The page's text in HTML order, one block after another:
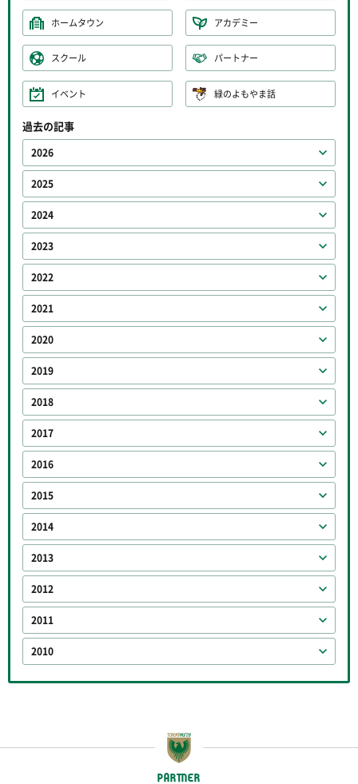
ホームタウン アカデミー
スクール パートナー
イベント 緑のよもやま話
過去の記事
2026
2025
2024
2023
2022
2021
2020
2019
2018
2017
2016
2015
2014
2013
2012
2011
2010
PARTNER